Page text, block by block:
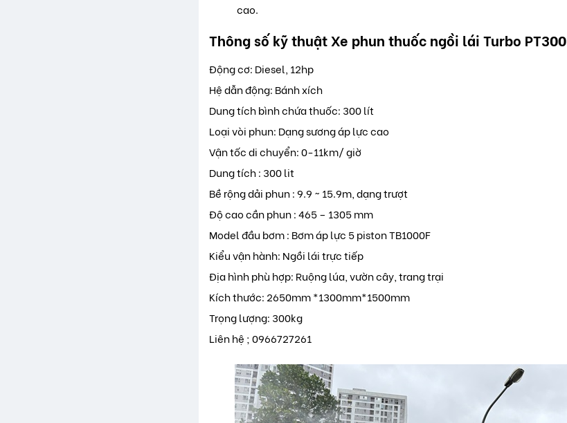
cao.
Thông số kỹ thuật Xe phun thuốc ngồi lái Turbo PT300
Động cơ: Diesel, 12hp
Hệ dẫn động: Bánh xích
Dung tích bình chứa thuốc: 300 lít
Loại vòi phun: Dạng sương áp lực cao
Vận tốc di chuyển: 0-11km/ giờ
Dung tích : 300 lit
Bề rộng dải phun : 9.9 ~ 15.9m, dạng trượt
Độ cao cần phun : 465 – 1305 mm
Model đầu bơm : Bơm áp lực 5 piston TB1000F
Kiểu vận hành: Ngồi lái trực tiếp
Địa hình phù hợp: Ruộng lúa, vườn cây, trang trại
Kích thước: 2650mm *1300mm*1500mm
Trọng lượng: 300kg
Liên hệ ; 0966727261